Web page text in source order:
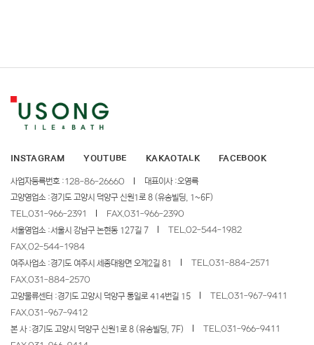
INSTAGRAM YOUTUBE KAKAOTALK FACEBOOK
사업자등록번호 :128-86-26660 대표이사 :오영록
고양영업소 :경기도 고양시 덕양구 신원1로 8 (유송빌딩, 1~6F)
TEL. 031-966-2391 FAX.031-966-2390
서울영업소 :서울시 강남구 논현동 127길 7 TEL. 02-544-1982
FAX.02-544-1984
여주사업소 :경기도 여주시 세종대왕면 오계2길 81 TEL. 031-884-2571
FAX.031-884-2570
고양물류센터 :경기도 고양시 덕양구 통일로 414번길 15 TEL. 031-967-9411
FAX.031-967-9412
본 사 :경기도 고양시 덕양구 신원1로 8 (유송빌딩, 7F) TEL. 031-966-9411